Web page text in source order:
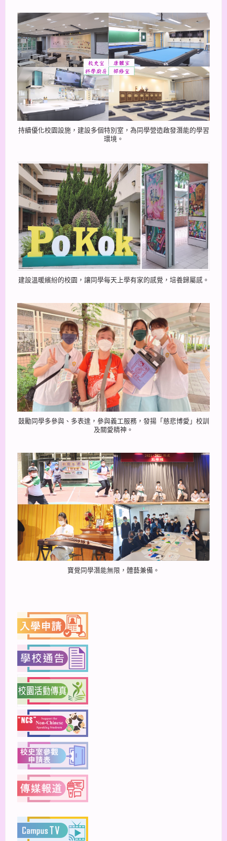
持續優化校園設施，建設多個特別室，為同學營造啟發潛能的學習
環境。
建設溫暖繽紛的校園，讓同學每天上學有家的感覺，培養歸屬感。
鼓勵同學多參與、多表達，參與義工服務，發揚「慈悲博愛」校訓
及關愛精神。
寶覺同學潛能無限，體藝兼備。